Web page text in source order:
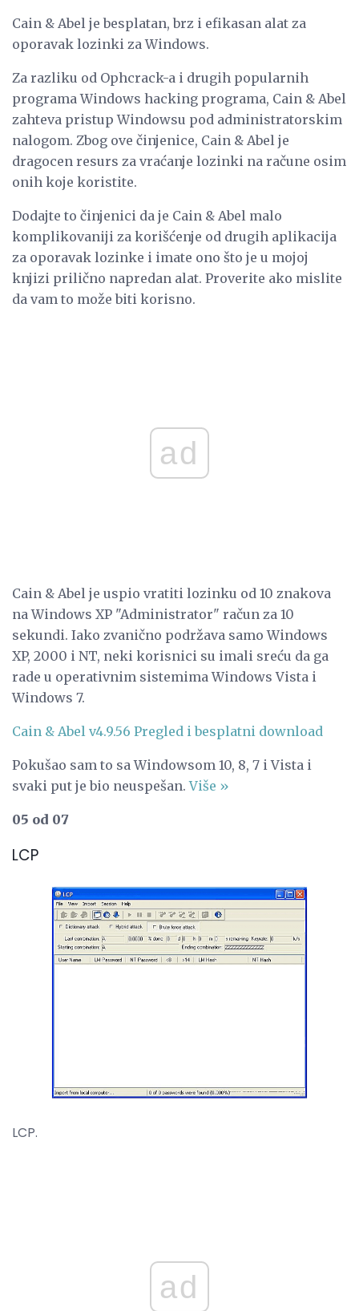
Cain & Abel je besplatan, brz i efikasan alat za
oporavak lozinki za Windows.
Za razliku od Ophcrack-a i drugih popularnih
programa Windows hacking programa, Cain & Abel
zahteva pristup Windowsu pod administratorskim
nalogom. Zbog ove činjenice, Cain & Abel je
dragocen resurs za vraćanje lozinki na račune osim
onih koje koristite.
Dodajte to činjenici da je Cain & Abel malo
komplikovaniji za korišćenje od drugih aplikacija
za oporavak lozinke i imate ono što je u mojoj
knjizi prilično napredan alat. Proverite ako mislite
da vam to može biti korisno.
ad
Cain & Abel je uspio vratiti lozinku od 10 znakova
na Windows XP "Administrator" račun za 10
sekundi. Iako zvanično podržava samo Windows
XP, 2000 i NT, neki korisnici su imali sreću da ga
rade u operativnim sistemima Windows Vista i
Windows 7.
Cain & Abel v4.9.56 Pregled i besplatni download
Pokušao sam to sa Windowsom 10, 8, 7 i Vista i
svaki put je bio neuspešan.Više »
05 od 07
LCP
LCP.
ad